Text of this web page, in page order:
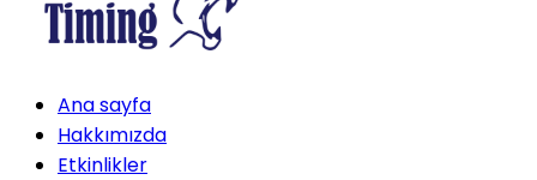
Ana sayfa
Hakkımızda
Etkinlikler